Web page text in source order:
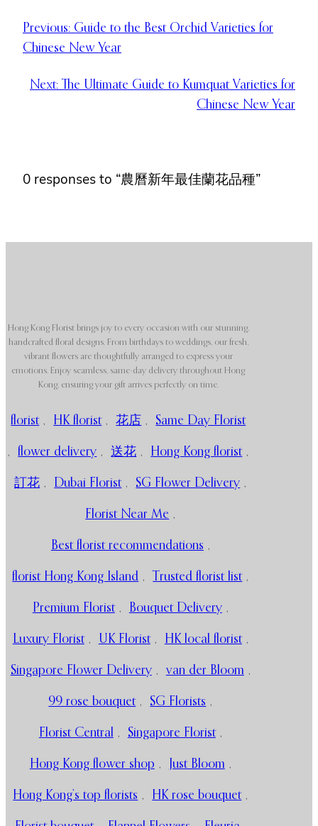
Previous: Guide to the Best Orchid Varieties for
Chinese New Year
Next: The Ultimate Guide to Kumquat Varieties for
Chinese New Year
0 responses to “農曆新年最佳蘭花品種”
Hong Kong Florist brings joy to every occasion with our stunning,
handcrafted floral designs. From birthdays to weddings, our fresh,
vibrant flowers are thoughtfully arranged to express your
emotions. Enjoy seamless, same-day delivery throughout Hong
Kong, ensuring your gift arrives perfectly on time.
florist , HK florist , 花店 , Same Day Florist
, flower delivery , 送花 , Hong Kong florist ,
訂花 , Dubai Florist , SG Flower Delivery ,
Florist Near Me ,
Best florist recommendations ,
florist Hong Kong Island , Trusted florist list ,
Premium Florist , Bouquet Delivery ,
Luxury Florist , UK Florist , HK local florist ,
Singapore Flower Delivery , van der Bloom ,
99 rose bouquet , SG Florists ,
Florist Central , Singapore Florist ,
Hong Kong flower shop , Just Bloom ,
Hong Kong’s top florists , HK rose bouquet ,